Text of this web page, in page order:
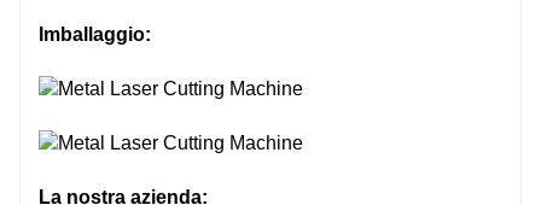
Imballaggio:
La nostra azienda: